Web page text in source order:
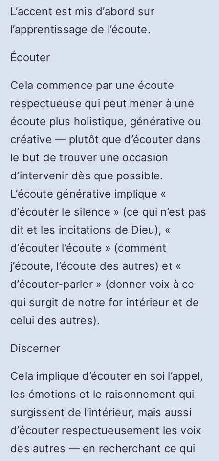
L’accent est mis d’abord sur
l’apprentissage de l’écoute.
Écouter
Cela commence par une écoute
respectueuse qui peut mener à une
écoute plus holistique, générative ou
créative — plutôt que d’écouter dans
le but de trouver une occasion
d’intervenir dès que possible.
L’écoute générative implique «
d’écouter le silence » (ce qui n’est pas
dit et les incitations de Dieu), «
d’écouter l’écoute » (comment
j’écoute, l’écoute des autres) et «
d’écouter-parler » (donner voix à ce
qui surgit de notre for intérieur et de
celui des autres).
Discerner
Cela implique d’écouter en soi l’appel,
les émotions et le raisonnement qui
surgissent de l’intérieur, mais aussi
d’écouter respectueusement les voix
des autres — en recherchant ce qui